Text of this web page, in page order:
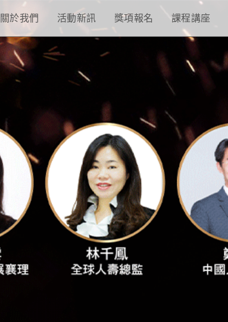
課程講座
獎項報名
活動新訊
關於我們